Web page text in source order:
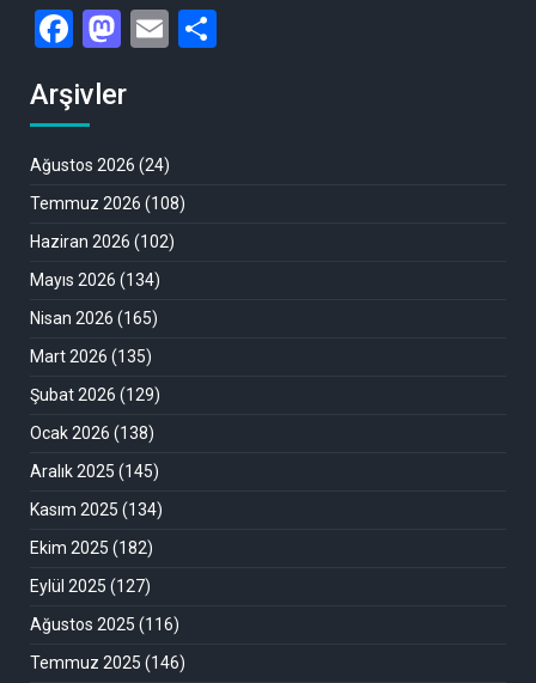
Facebook
Mastodon
Email
Arşivler
Ağustos 2026 (24)
Temmuz 2026 (108)
Haziran 2026 (102)
Mayıs 2026 (134)
Nisan 2026 (165)
Mart 2026 (135)
Şubat 2026 (129)
Ocak 2026 (138)
Aralık 2025 (145)
Kasım 2025 (134)
Ekim 2025 (182)
Eylül 2025 (127)
Ağustos 2025 (116)
Temmuz 2025 (146)